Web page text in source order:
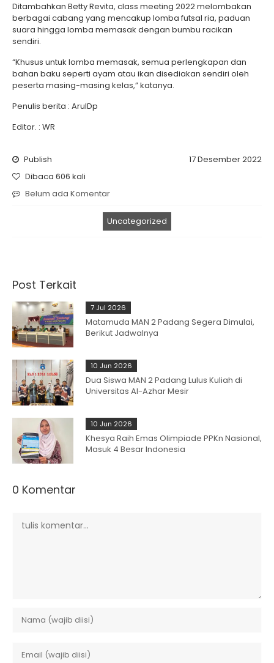
Ditambahkan Betty Revita, class meeting 2022 melombakan
berbagai cabang yang mencakup lomba futsal ria, paduan
suara hingga lomba memasak dengan bumbu racikan
sendiri.
“Khusus untuk lomba memasak, semua perlengkapan dan
bahan baku seperti ayam atau ikan disediakan sendiri oleh
peserta masing-masing kelas,” katanya.
Penulis berita : ArulDp
Editor. : WR
Publish
17 Desember 2022
Dibaca 606 kali
Belum ada Komentar
Uncategorized
Post Terkait
7 Jul 2026
Matamuda MAN 2 Padang Segera Dimulai,
Berikut Jadwalnya
10 Jun 2026
Dua Siswa MAN 2 Padang Lulus Kuliah di
Universitas Al-Azhar Mesir
10 Jun 2026
Khesya Raih Emas Olimpiade PPKn Nasional,
Masuk 4 Besar Indonesia
0 Komentar